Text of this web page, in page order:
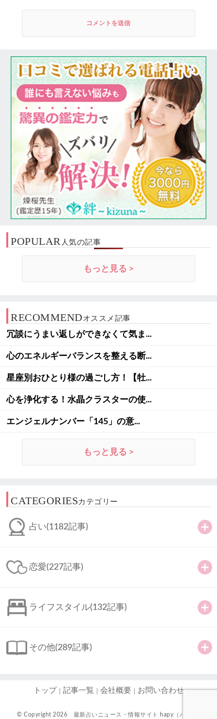
POPULAR 人気の記事
もっと見る >
RECOMMENDオススメ記事
冗談にうまい返しができなくて気ま...
心のエネルギーバランスを整える断...
星座別おひとり様の過ごし方！【牡...
心を浄化する！水晶クラスターの使...
エンジェルナンバー「145」の意...
もっと見る >
CATEGORIESカテゴリー
占い(1182記事)
恋愛(227記事)
ライフスタイル(132記事)
その他(289記事)
トップ 記事一覧 会社概要 お問い合わせ
© Copyright 2026 最新占いニュース・情報サイト hapy（ハピ）-